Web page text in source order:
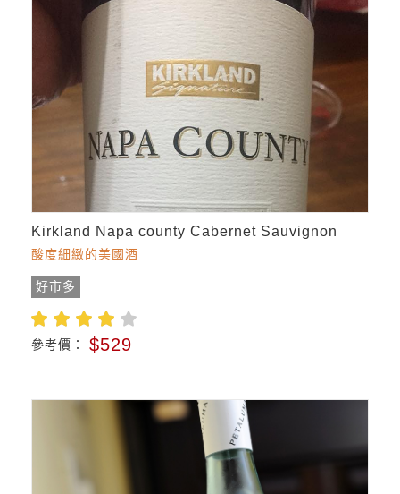
Kirkland Napa county Cabernet Sauvignon
酸度細緻的美國酒
好市多
參考價： $529